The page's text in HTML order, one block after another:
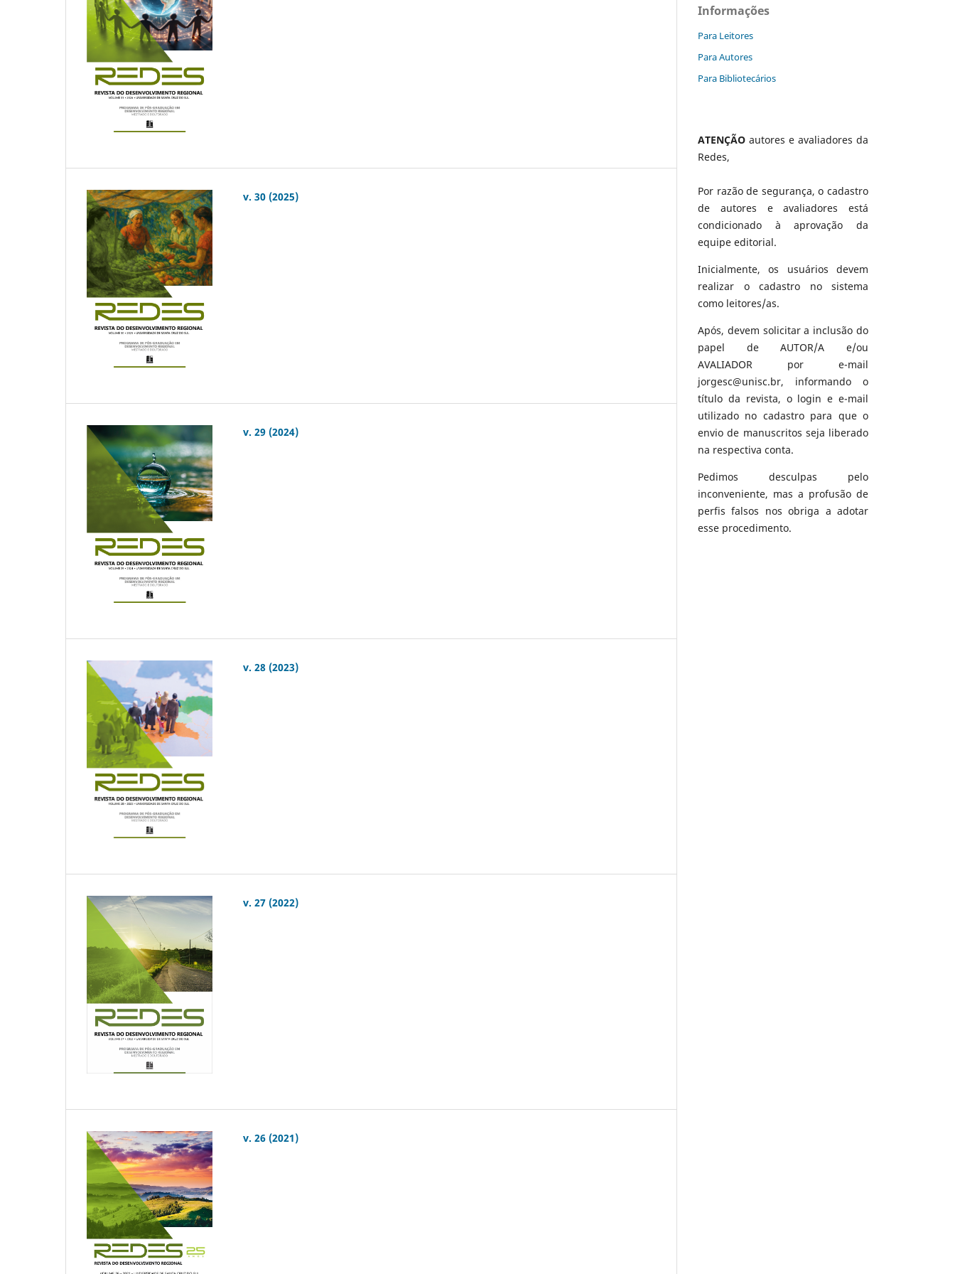
v. 30 (2025)
v. 29 (2024)
v. 28 (2023)
v. 27 (2022)
v. 26 (2021)
Informações
Para Leitores
Para Autores
Para Bibliotecários
ATENÇÃO autores e avaliadores da
Redes,
Por razão de segurança, o cadastro
de autores e avaliadores está
condicionado à aprovação da
equipe editorial.
Inicialmente, os usuários devem
realizar o cadastro no sistema
como leitores/as.
Após, devem solicitar a inclusão do
papel de AUTOR/A e/ou
AVALIADOR por e-mail
jorgesc@unisc.br, informando o
título da revista, o login e e-mail
utilizado no cadastro para que o
envio de manuscritos seja liberado
na respectiva conta.
Pedimos desculpas pelo
inconveniente, mas a profusão de
perfis falsos nos obriga a adotar
esse procedimento.